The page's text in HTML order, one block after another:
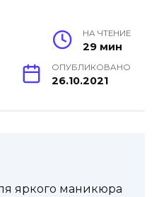
НА ЧТЕНИЕ
29 мин
ОПУБЛИКОВАНО
26.10.2021
яркого маникюра